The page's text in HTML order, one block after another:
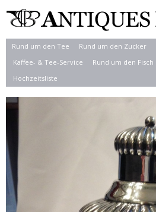
Rund um den Tee Rund um den Zucker
Kaffee- & Tee-Service
Rund um den Fisch
Hochzeitsliste